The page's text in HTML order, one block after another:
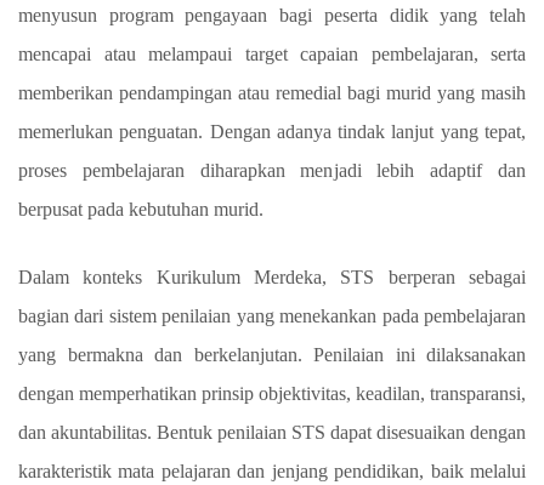
menyusun program pengayaan bagi peserta didik yang telah
mencapai atau melampaui target capaian pembelajaran, serta
memberikan pendampingan atau remedial bagi murid yang masih
memerlukan penguatan. Dengan adanya tindak lanjut yang tepat,
proses pembelajaran diharapkan menjadi lebih adaptif dan
berpusat pada kebutuhan murid.
Dalam konteks Kurikulum Merdeka, STS berperan sebagai
bagian dari sistem penilaian yang menekankan pada pembelajaran
yang bermakna dan berkelanjutan. Penilaian ini dilaksanakan
dengan memperhatikan prinsip objektivitas, keadilan, transparansi,
dan akuntabilitas. Bentuk penilaian STS dapat disesuaikan dengan
karakteristik mata pelajaran dan jenjang pendidikan, baik melalui